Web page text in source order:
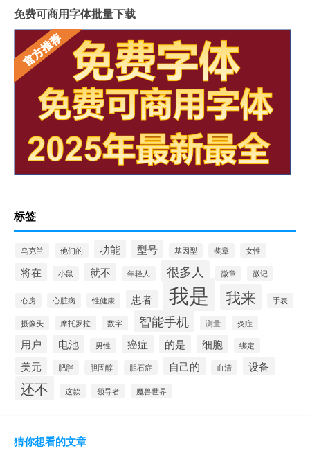
免费可商用字体批量下载
标签
乌克兰 他们的 功能 型号 基因型 奖章 女性
将在 小鼠 就不 年轻人 很多人 徽章 徽记
心房 心脏病 性健康 患者 我是 我来 手表
摄像头 摩托罗拉 数字 智能手机 测量 炎症
用户 电池 男性 癌症 的是 细胞 绑定
美元 肥胖 胆固醇 胆石症 自己的 血清 设备
还不 这款 领导者 魔兽世界
猜你想看的文章